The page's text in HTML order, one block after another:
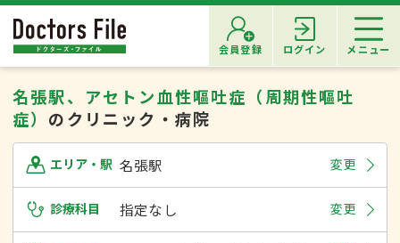
会員登録 ログイン メニュー
名張駅、アセトン血性嘔吐症（周期性嘔吐
症） のクリニック・病院
エリア・駅 名張駅 変更
診療科目 指定なし 変更